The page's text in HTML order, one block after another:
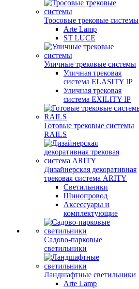
Тросовые трековые системы
Arte Lamp
ST LUCE
Уличные трековые системы
Уличная трековая
система ELASITY IP
Уличная трековая
система EXILITY IP
Готовые трековые системы
RAILS
Дизайнерская декоративная
трековая система ARITY
Светильники
Шинопровод
Аксессуары и
комплектующие
Садово-парковые
светильники
Ландшафтные светильники
Arte Lamp